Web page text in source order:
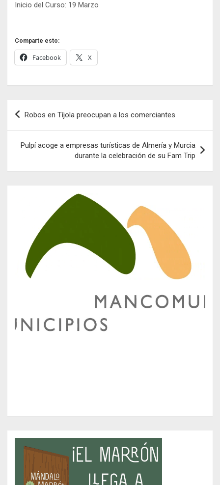
Inicio del Curso: 19 Marzo
Comparte esto:
Facebook X
Navegación
entradas
Robos en Tíjola preocupan a los comerciantes
Pulpí acoge a empresas turísticas de Almería y Murcia
durante la celebración de su Fam Trip